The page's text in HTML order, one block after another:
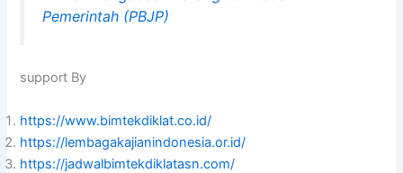
Pemerintah (PBJP)
support By
https://www.bimtekdiklat.co.id/
https://lembagakajianindonesia.or.id/
https://jadwalbimtekdiklatasn.com/